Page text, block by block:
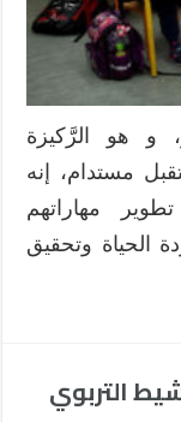
و هو الرَّكيزة
مستدام، إنه
مهاراتهم
الحياة وتحقيق
التربوي